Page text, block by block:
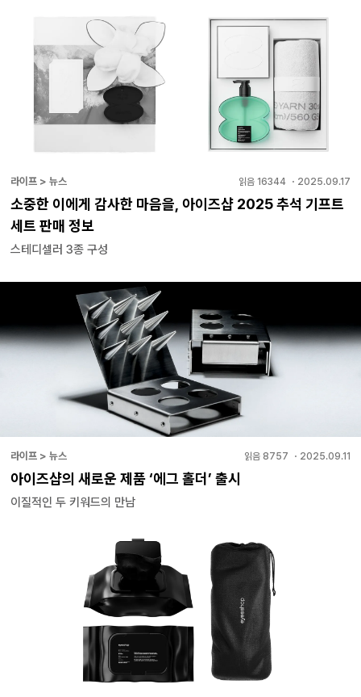
라이프 > 뉴스 읽음 16344 ・ 2025.09.17
소중한 이에게 감사한 마음을, 아이즈샵 2025 추석 기프트
세트 판매 정보
스테디셀러 3종 구성
라이프 > 뉴스 읽음 8757 ・ 2025.09.11
아이즈샵의 새로운 제품 ‘에그 홀더’ 출시
이질적인 두 키워드의 만남